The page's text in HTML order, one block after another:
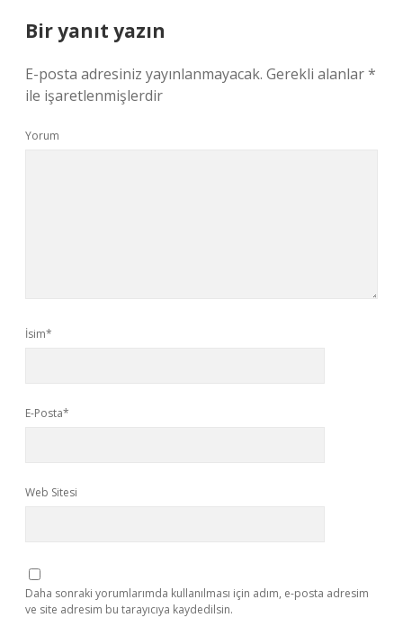
Bir yanıt yazın
E-posta adresiniz yayınlanmayacak. Gerekli alanlar*
ile işaretlenmişlerdir
Yorum
İsim*
E-Posta*
Web Sitesi
Daha sonraki yorumlarımda kullanılması için adım, e-posta adresim
ve site adresim bu tarayıcıya kaydedilsin.